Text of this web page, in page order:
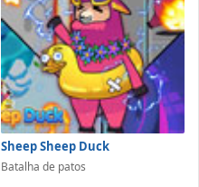
Sheep Sheep Duck
Batalha de patos